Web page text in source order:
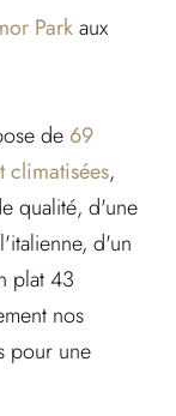
Parkaux
de 69
climatisées,
qualité, d'une
d'un
plat 43
nos
pour une